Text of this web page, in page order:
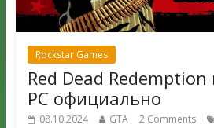
Rockstar Games
Red Dead
PC официально
08.10.2024 GTA 2 Comments